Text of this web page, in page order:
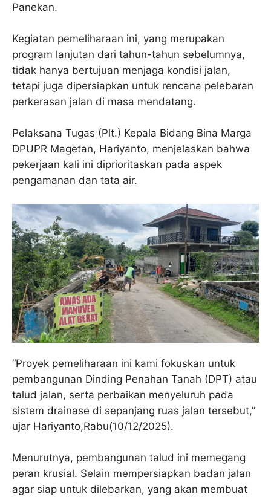
Panekan.
Kegiatan pemeliharaan ini, yang merupakan
program lanjutan dari tahun-tahun sebelumnya,
tidak hanya bertujuan menjaga kondisi jalan,
tetapi juga dipersiapkan untuk rencana pelebaran
perkerasan jalan di masa mendatang.
Pelaksana Tugas (Plt.) Kepala Bidang Bina Marga
DPUPR Magetan, Hariyanto, menjelaskan bahwa
pekerjaan kali ini diprioritaskan pada aspek
pengamanan dan tata air.
“Proyek pemeliharaan ini kami fokuskan untuk
pembangunan Dinding Penahan Tanah (DPT) atau
talud jalan, serta perbaikan menyeluruh pada
sistem drainase di sepanjang ruas jalan tersebut,”
ujar Hariyanto,Rabu(10/12/2025).
Menurutnya, pembangunan talud ini memegang
peran krusial. Selain mempersiapkan badan jalan
agar siap untuk dilebarkan, yang akan membuat